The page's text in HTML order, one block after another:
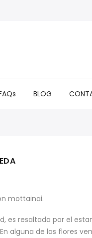
BLOG
mottainai.
es resaltada por el
alguna de las flores